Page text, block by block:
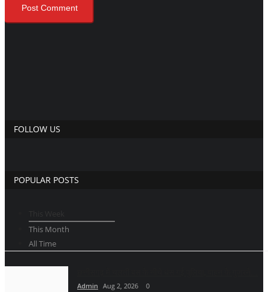
Post Comment
FOLLOW US
POPULAR POSTS
This Month
All Time
Admin Aug 2, 2026 0